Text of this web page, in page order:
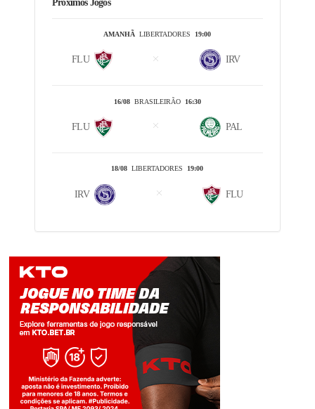
Próximos Jogos
AMANHÃ LIBERTADORES 19:00
FLU IRV
16/08BRASILEIRÃO 16:30
FLU PAL
18/08 LIBERTADORES 19:00
IRV FLU